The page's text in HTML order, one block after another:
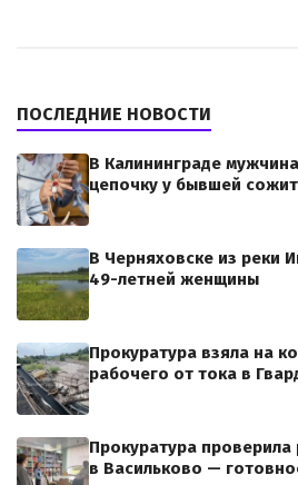
ПОСЛЕДНИЕ НОВОСТИ
В Калининграде
цепочку у бывшей
В Черняховске из реки
49-летней женщины
Прокуратура взяла на
рабочего от тока в
Прокуратура
в Васильково —